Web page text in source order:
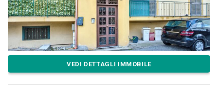
VEDI DETTAGLI IMMOBILE